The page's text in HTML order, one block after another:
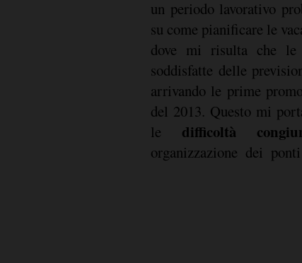
un periodo lavorativo
su come pianificare le
dove mi risulta che le
soddisfatte delle
arrivando le prime
del 2013. Questo mi
le difficoltà
organizzazione dei